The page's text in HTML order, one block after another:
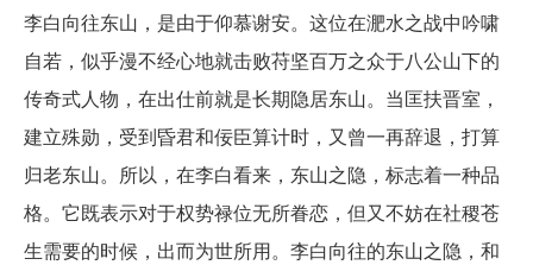
李白向往东山，是由于仰慕谢安。这位在淝水之战中吟啸
自若，似乎漫不经心地就击败苻坚百万之众于八公山下的
传奇式人物，在出仕前就是长期隐居东山。当匡扶晋室，
建立殊勋，受到昏君和佞臣算计时，又曾一再辞退，打算
归老东山。所以，在李白看来，东山之隐，标志着一种品
格。它既表示对于权势禄位无所眷恋，但又不妨在社稷苍
生需要的时候，出而为世所用。李白向往的东山之隐，和